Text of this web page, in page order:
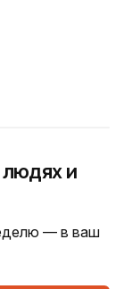
людях и
— в ваш